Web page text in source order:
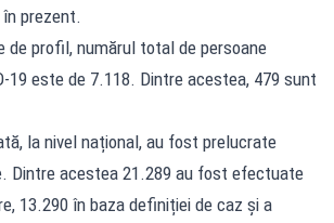
prezent.
de profil, numărul total de persoane
19 este de 7.118. Dintre acestea, 479 sunt
la nivel național, au fost prelucrate
Dintre acestea 21.289 au fost efectuate
13.290 în baza definiției de caz și a